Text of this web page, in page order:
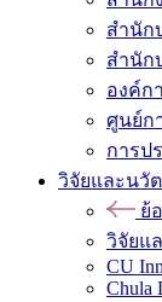
สำนัก
สำนัก
องค์ก
ศูนย์ก
การป
วิจัยและนวั
ย้
วิจัยแ
CU
Chula